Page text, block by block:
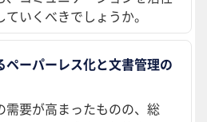
いくべきでしょうか。
ペーパーレス化と文書管理の
需要が高まったものの、総